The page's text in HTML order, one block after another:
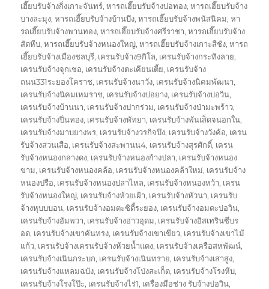
เฮี๊ยบรับจ้างกิ่งเกาะจันทร์,หารถเฮี๊ยบรับจ้างบ่อทอง,หารถเฮี๊ยบรับจ้าง
บางละมุง,หารถเฮี๊ยบรับจ้างบ้านบึง,หารถเฮี๊ยบรับจ้างพนัสนิคม,หา
รถเฮี๊ยบรับจ้างพานทอง,หารถเฮี๊ยบรับจ้างศรีราชา,หารถเฮี๊ยบรับจ้าง
สัตหีบ,หารถเฮี๊ยบรับจ้างหนองใหญ่,หารถเฮี๊ยบรับจ้างเกาะสีชัง,หารถ
เฮี๊ยบรับจ้างเมืองชลบุรี, เครนรับจ้าง9กิโล, เครนรับจ้างกระทิงลาย,
เครนรับจ้างจุกเชอ, เครนรับจ้างตะเคียนเตี้ย, เครนรับจ้าง
ถนน331ระยองโคราช, เครนรับจ้างนาวัง, เครนรับจ้างนิคมพัฒนา,
เครนรับจ้างนิคมเหมราช, เครนรับจ้างบ่อยาง, เครนรับจ้างบ่อวิน,
เครนรับจ้างบ้านนา, เครนรับจ้างปากร่วม, เครนรับจ้างป่ามะพร้าว,
เครนรับจ้างปิ่นทอง, เครนรับจ้างพัทยา, เครนรับจ้างพันเส็ดจนอกใน,
เครนรับจ้างมาบยางพร, เครนรับจ้างวรกิจบึง, เครนรับจ้างวังค้อ, เครน
รับจ้างสวนเสือ, เครนรับจ้างสะพานน4, เครนรับจ้างสุรศักดิ์, เครน
รับจ้างหนองกลางดง, เครนรับจ้างหนองก้างปลา, เครนรับจ้างหนอง
ขาม, เครนรับจ้างหนองคล้อ, เครนรับจ้างหนองคล้าใหม่, เครนรับจ้าง
หนองปรือ, เครนรับจ้างหนองปลาไหล, เครนรับจ้างหนองหว้า, เครน
รับจ้างหนองใหญ่, เครนรับจ้างห้วยเฝ้า, เครนรับจ้างหัวนา, เครนรับ
จ้างหุบบบอน, เครนรับจ้างอมตะซิตี้ระยอง, เครนรับจ้างอมตะบ่อวิน,
เครนรับจ้างอัมพวา, เครนรับจ้างอ่าวอุดม, เครนรับจ้างอิสเทรินซีบร
อด, เครนรับจ้างเขาคันทรง, เครนรับจ้างเขาเขียว, เครนรับจ้างเขาไม้
แก้ว, เครนรับจ้างเครนรับจ้างห้วยน้ำแดง, เครนรับจ้างเครือสหพัฒน์,
เครนรับจ้างเนินกระบก, เครนรับจ้างเนินทราย, เครนรับจ้างเสาสูง,
เครนรับจ้างแหลมฉบัง, เครนรับจ้างโป่งสะเก็ต, เครนรับจ้างโรงหีบ,
เครนรับจ้างโรงโป๊ะ, เครนรับจ้างไร่1, เครื่องมือช่าง รับจ้างบ่อวิน,